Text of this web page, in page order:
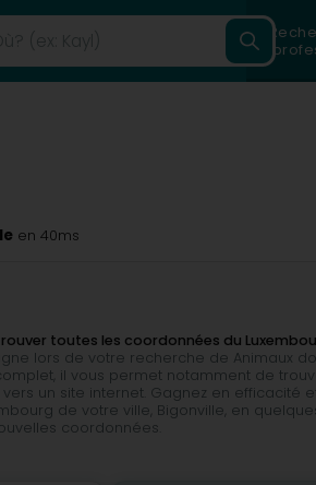
en 40ms
toutes les coordonnées du
lors de votre recherche de Animaux
il vous permet notamment de
un site internet. Gagnez en efficacité
de votre ville, Bigonville, en
coordonnées.